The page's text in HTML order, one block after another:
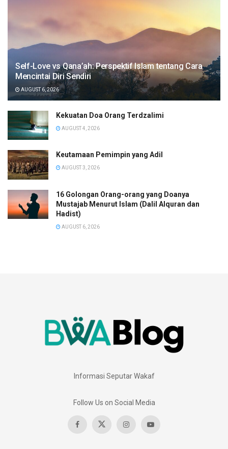
Self-Love vs Qana’ah: Perspektif Islam tentang Cara
Mencintai Diri Sendiri
AUGUST 6, 2026
Kekuatan Doa Orang Terdzalimi
AUGUST 4, 2026
Keutamaan Pemimpin yang Adil
AUGUST 3, 2026
16 Golongan Orang-orang yang Doanya
Mustajab Menurut Islam (Dalil Alquran dan
Hadist)
AUGUST 6, 2026
Informasi Seputar Wakaf
Follow Us on Social Media